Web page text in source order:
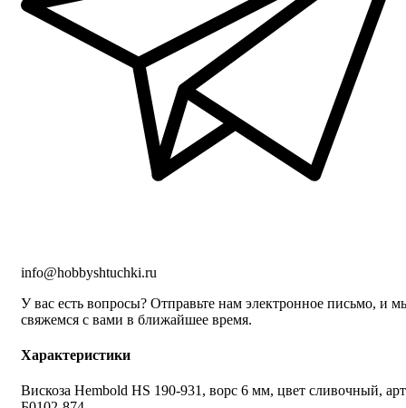
info@hobbyshtuchki.ru
У вас есть вопросы? Отправьте нам электронное письмо, и
свяжемся с вами в ближайшее время.
Характеристики
Вискоза Hembold HS 190-931, ворс 6 мм, цвет сливочный,